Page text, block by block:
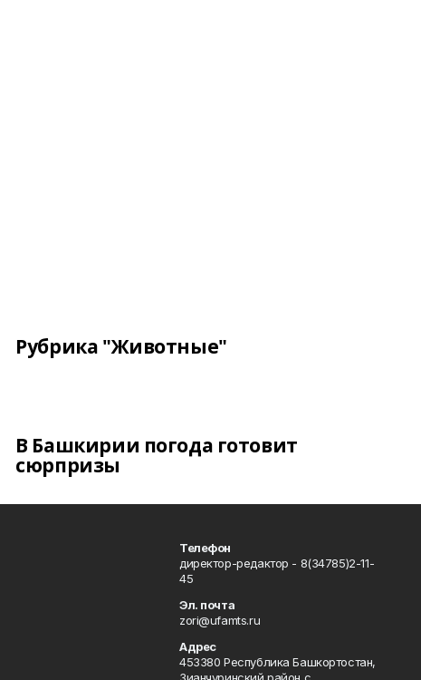
Рубрика "Животные"
В Башкирии погода готовит
сюрпризы
Телефон
директор-редактор - 8(34785)2-11-
45
Эл. почта
zori@ufamts.ru
Адрес
453380 Республика Башкортостан,